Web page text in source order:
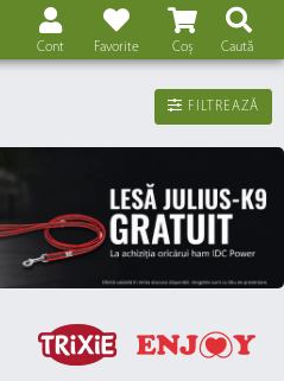
Coș
Favorite
Cont Caută
FILTREAZĂ